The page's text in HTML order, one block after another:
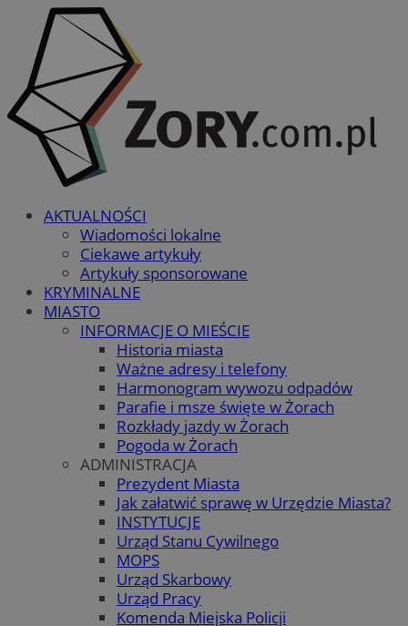
AKTUALNOŚCI
Wiadomości lokalne
Ciekawe artykuły
Artykuły sponsorowane
KRYMINALNE
MIASTO
INFORMACJE O MIEŚCIE
Historia miasta
Ważne adresy i telefony
Harmonogram wywozu odpadów
Parafie i msze święte w Żorach
Rozkłady jazdy w Żorach
Pogoda w Żorach
ADMINISTRACJA
Prezydent Miasta
Jak załatwić sprawę w Urzędzie Miasta?
INSTYTUCJE
Urząd Stanu Cywilnego
MOPS
Urząd Skarbowy
Urząd Pracy
Komenda Miejska Policji